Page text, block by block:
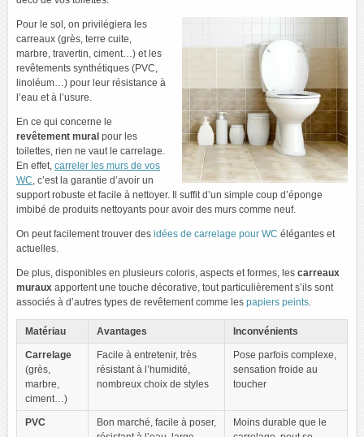
Pour le sol, on privilégiera les
carreaux (grès, terre cuite,
marbre, travertin, ciment…) et les
revêtements synthétiques (PVC,
linoléum…) pour leur résistance à
l’eau et à l’usure.
En ce qui concerne le
revêtement mural pour les
toilettes, rien ne vaut le carrelage.
En effet, carreler les murs de vos
WC, c’est la garantie d’avoir un
support robuste et facile à nettoyer. Il suffit d’un simple coup d’éponge
imbibé de produits nettoyants pour avoir des murs comme neuf.
On peut facilement trouver des idées de carrelage pour WC élégantes et
actuelles.
De plus, disponibles en plusieurs coloris, aspects et formes, les carreaux
muraux apportent une touche décorative, tout particulièrement s’ils sont
associés à d’autres types de revêtement comme les papiers peints.
Matériau Avantages Inconvénients
Carrelage
(grès,
marbre,
ciment…)
Facile à entretenir, très
résistant à l’humidité,
nombreux choix de styles
Pose parfois complexe,
sensation froide au
toucher
PVC
Bon marché, facile à poser,
Moins durable que le